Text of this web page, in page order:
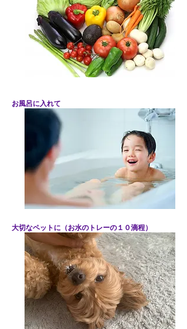
​お風呂に入れて
大切なペットに（お水のトレーの１０滴程）